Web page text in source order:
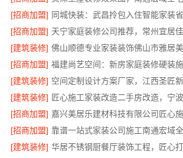
[招商加盟] 同城快装：武昌拎包入住智能家装
[招商加盟]
[建筑装修]
[招商加盟] 福建尚艺空间：新房家庭装修硬装
[建筑装修]
[建筑装修]
[招商加盟] 嘉兴美居乐建材科技有限公司匠心
[招商加盟]
[建筑装修] 华居不锈钢厨餐厅装饰工程，匠心